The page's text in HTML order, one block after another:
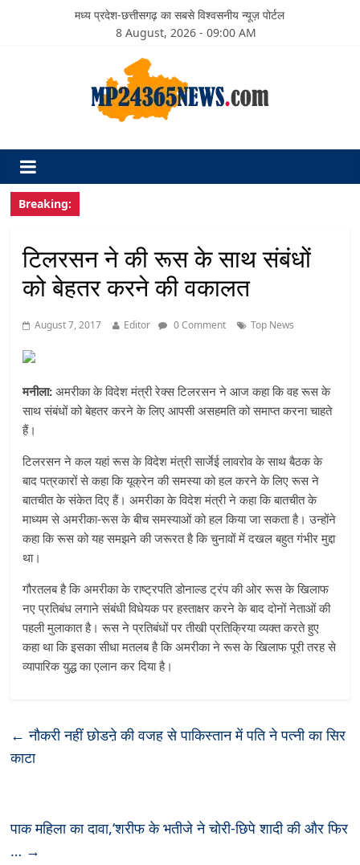
मध्य प्रदेश-छत्तीसगढ़ का सबसे विश्वसनीय न्यूज़ पोर्टल
8 August, 2026 - 09:00 AM
Breaking:
टिलरसन ने की रूस के साथ संबंधों
को बेहतर करने की वकालत
August 7, 2017 Editor 0 Comment Top News
मनीला: अमरीका के विदेश मंत्री रेक्स टिलरसन ने आज कहा कि वह रूस के
साथ संबंधों को बेहतर करने के लिए आपसी असहमति को समाप्त करना चाहते
हैं।
टिलरसन ने कल यहां रूस के विदेश मंत्री सार्जेई लावरोव के साथ बैठक के
बाद पत्रकारों से कहा कि यूक्रेन की समस्या को हल करने के लिए रूस ने
बातचीत के संकेत दिए हैं। अमरीका के विदेश मंत्री ने कहा कि बातचीत के
माध्यम से अमरीका-रूस के बीच समस्याओं को हल किया जा सकता है। उन्होंने
कहा कि रूस को यह समझने की जरूरत है कि चुनावों में दखल बहुत गंभीर मुद्दा
था।
गौरतलब है कि अमरीका के राष्ट्रपति डोनाल्ड ट्रंप की ओर रूस के खिलाफ
नए प्रतिबंध लगाने संबंधी विधेयक पर हस्ताक्षर करने के बाद दोनों नेताओं की
पहली मुलाकात है। रूस ने प्रतिबंधों पर तीखी प्रतिक्रिया व्यक्त करते हुए
कहा था कि इसका सीधा मतलब है कि अमरीका ने रूस के खिलाफ पूरी तरह से
व्यापारिक युद्ध का एलान कर दिया है।
← नौकरी नहीं छोडऩे की वजह से पाकिस्तान में पति ने पत्नी का सिर
काटा
पाक महिला का दावा,‘शरीफ के भतीजे ने चोरी-छिपे शादी की और फिर
… →